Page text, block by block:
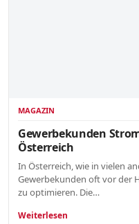
MAGAZIN
Gewerbekunden
Österreich
In Österreich, wie in vielen
Gewerbekunden oft vor der
zu optimieren. Die…
Weiterlesen